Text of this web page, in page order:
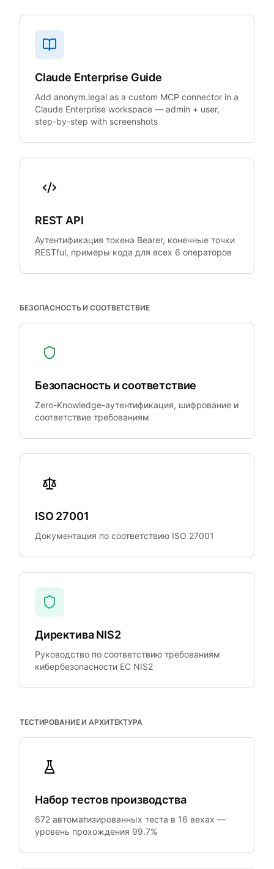
Claude Enterprise Guide
Add anonym.legal as a custom MCP connector in a
Claude Enterprise workspace — admin + user,
step-by-step with screenshots
REST API
Аутентификация токена Bearer, конечные точки
RESTful, примеры кода для всех 6 операторов
БЕЗОПАСНОСТЬ И СООТВЕТСТВИЕ
Безопасность и соответствие
Zero-Knowledge-аутентификация, шифрование и
соответствие требованиям
ISO 27001
Документация по соответствию ISO 27001
Директива NIS2
Руководство по соответствию требованиям
кибербезопасности ЕС NIS2
ТЕСТИРОВАНИЕ И АРХИТЕКТУРА
Набор тестов производства
672 автоматизированных теста в 16 вехах —
уровень прохождения 99.7%